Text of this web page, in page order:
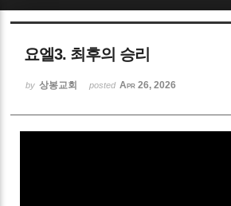
요엘3. 최후의 승리
by 상봉교회 posted Apr 26, 2026
Sketchbook5, 스케치북5